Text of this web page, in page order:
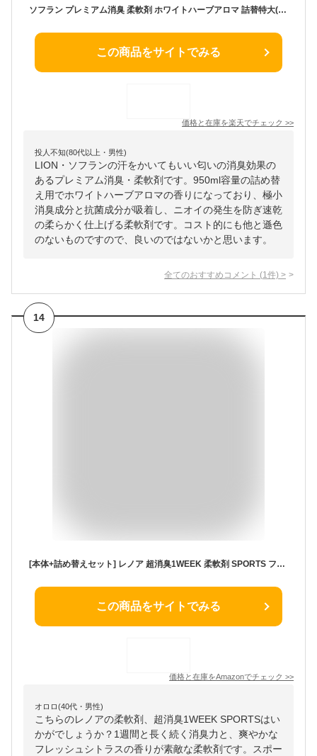
ソフラン プレミアム消臭 柔軟剤 ホワイトハーブアロマ 詰替特大(950ml)【ソフラン】
この商品をサイトでみる
価格と在庫を楽天でチェック >>
投人不知(80代以上・男性)
LION・ソフランの汗をかいてもいい匂いの消臭効果の
あるプレミアム消臭・柔軟剤です。950ml容量の詰め替
え用でホワイトハーブアロマの香りになっており、極小
消臭成分と抗菌成分が吸着し、ニオイの発生を防ぎ速乾
の柔らかく仕上げる柔軟剤です。コスト的にも他と遜色
のないものですので、良いのではないかと思います。
全てのおすすめコメント (1 件) >
14
[本体+詰め替えセット] レノア 超消臭1WEEK 柔軟剤 SPORTS フレッシュシトラスの香り 本体 490mL + 詰め替え 770mL
この商品をサイトでみる
価格と在庫をAmazonでチェック >>
オロロ(40代・男性)
こちらのレノアの柔軟剤、超消臭1WEEK SPORTSはい
かがでしょうか？1週間と長く続く消臭力と、爽やかな
フレッシュシトラスの香りが素敵な柔軟剤です。スポー